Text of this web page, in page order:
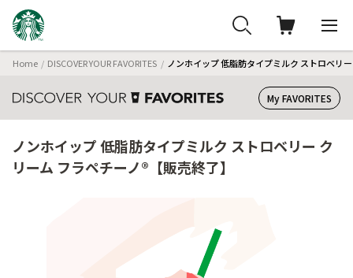
Home DISCOVER YOUR FAVORITES ノンホイップ 低脂肪タイプミルク ストロベリ
My FAVORITES
ノンホイップ 低脂肪タイプミルク ストロベリー ク
リーム フラペチーノ®【販売終了】